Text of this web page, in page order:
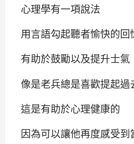
心理學有一項說法
用言語勾起聽者愉快的回
有助於鼓勵以及提升士氣
像是老兵總是喜歡提起過
這是有助於心理健康的
因為可以讓他再度感受到